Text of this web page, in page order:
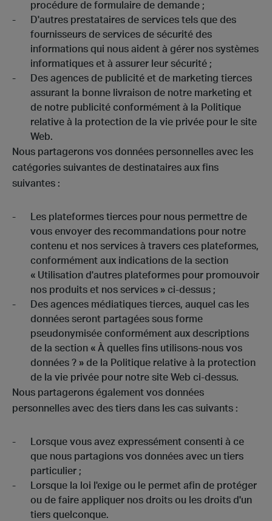
procédure de formulaire de demande ;
D'autres prestataires de services tels que des
fournisseurs de services de sécurité des
informations qui nous aident à gérer nos systèmes
informatiques et à assurer leur sécurité ;
Des agences de publicité et de marketing tierces
assurant la bonne livraison de notre marketing et
de notre publicité conformément à la Politique
relative à la protection de la vie privée pour le site
Web.
Nous partagerons vos données personnelles avec les
catégories suivantes de destinataires aux fins
suivantes :
Les plateformes tierces pour nous permettre de
vous envoyer des recommandations pour notre
contenu et nos services à travers ces plateformes,
conformément aux indications de la section
« Utilisation d'autres plateformes pour promouvoir
nos produits et nos services » ci-dessus ;
Des agences médiatiques tierces, auquel cas les
données seront partagées sous forme
pseudonymisée conformément aux descriptions
de la section « À quelles fins utilisons-nous vos
données ? » de la Politique relative à la protection
de la vie privée pour notre site Web ci-dessus.
Nous partagerons également vos données
personnelles avec des tiers dans les cas suivants :
Lorsque vous avez expressément consenti à ce
que nous partagions vos données avec un tiers
particulier ;
Lorsque la loi l'exige ou le permet afin de protéger
ou de faire appliquer nos droits ou les droits d'un
tiers quelconque.